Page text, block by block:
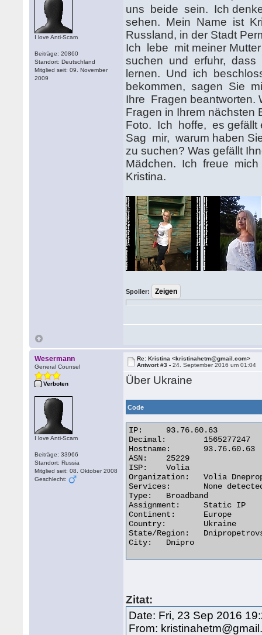
I love Anti-Scam
Beiträge: 20860
Standort: Deutschland
Mitglied seit: 09. November
2009
uns beide sein. Ich
sehen. Mein Name ist
Russland, in der Stadt
Ich lebe mit meiner
suchen und erfuhr, dass
lernen. Und ich
bekommen, sagen Sie
Ihre Fragen beantworten.
Fragen in Ihrem nächsten
Foto. Ich hoffe, es gefällt
Sag mir, warum haben
zu suchen? Was gefällt
Mädchen. Ich freue mich
Kristina.
Spoiler:
Wesermann
General Counsel
Verboten
I love Anti-Scam
Beiträge: 33966
Standort: Russia
Mitglied seit: 08. Oktober 2008
Geschlecht:
Re: Kristina <kristinahetm@gmail.com>
Antwort #3 -24. September 2016 um 01:04
Über Ukraine
Code
IP:	93.76.60.63
Decimal:	1565277247
Hostname:	93.76.60.63
ASN:	25229
ISP:	Volia
Organization:	Volia Dnepropetrovsk
Services:	None detected
Type:	Broadband
Assignment:	Static IP
Continent:	Europe
Country:	Ukraine
State/Region:	Dnipropetrovska Oblast'
City:	Dnipro
Zitat:
Date: Fri, 23 Sep 2016
From: